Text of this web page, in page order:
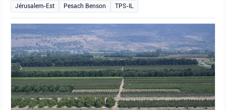
Jérusalem-Est Pesach Benson TPS-IL